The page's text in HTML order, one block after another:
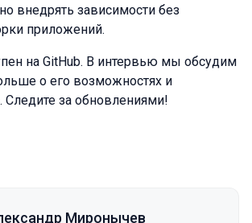
внедрять зависимости без
приложений.
на GitHub. В интервью мы обсудим
о его возможностях и
Следите за обновлениями!
Миронычев